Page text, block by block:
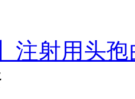
注射用头